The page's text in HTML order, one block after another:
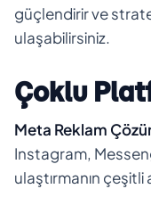
güçlendirir ve
ulaşabilirsiniz.
Çoklu
Meta Reklam
Instagram,
ulaştırmanın